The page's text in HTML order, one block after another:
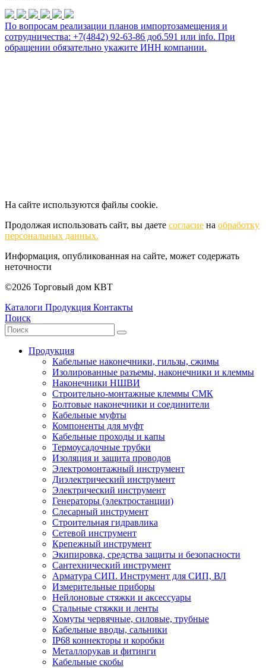
По вопросам реализации планов импортозамещения и
сотрудничества: +7(4842) 92-63-86 доб.591 или info. При
обращении обязательно укажите ИНН компании.
На сайте используются файлы cookie.
Продолжая использовать сайт, вы даете согласие на обработку
персональных данных.
Информация, опубликованная на сайте, может содержать
неточности
©2026 Торговый дом КВТ
Каталоги Продукция Контакты
Поиск
Продукция
Кабельные наконечники, гильзы, сжимы
Изолированные разъемы, наконечники и клеммы
Наконечники НШВИ
Строительно-монтажные клеммы СМК
Болтовые наконечники и соединители
Кабельные муфты
Компоненты для муфт
Кабельные проходы и капы
Термоусадочные трубки
Изоляция и защита проводов
Электромонтажный инструмент
Диэлектрический инструмент
Электрический инструмент
Генераторы (электростанции)
Слесарный инструмент
Строительная гидравлика
Сетевой инструмент
Крепежный инструмент
Экипировка, средства защиты и безопасности
Сантехнический инструмент
Арматура СИП. Инструмент для СИП, ВЛ
Измерительные приборы
Нейлоновые стяжки и аксессуары
Стальные стяжки и ленты
Хомуты червячные, силовые, трубные
Кабельные вводы, сальники
IP68 коннекторы и коробки
Металлорукав и фитинги
Кабельные скобы